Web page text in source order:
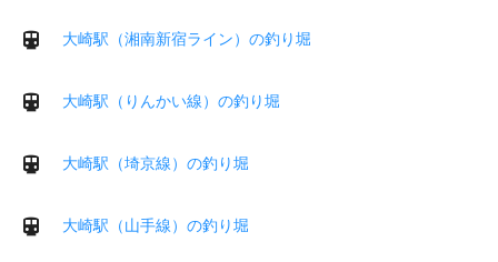
大崎駅（湘南新宿ライン）の釣り堀
大崎駅（りんかい線）の釣り堀
大崎駅（埼京線）の釣り堀
大崎駅（山手線）の釣り堀